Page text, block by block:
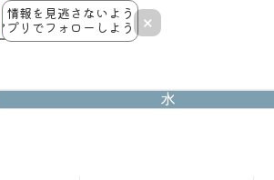
×
情報を見逃さないよう
アプリでフォローしよう！
水